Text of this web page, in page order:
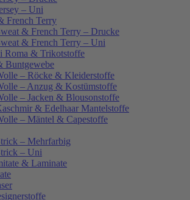
– Uni
French Terry
& French Terry – Drucke
& French Terry – Uni
Roma & Trikotstoffe
Buntgewebe
– Röcke & Kleiderstoffe
– Anzug & Kostümstoffe
– Jacken & Blousonstoffe
& Edelhaar Mantelstoffe
– Mäntel & Capestoffe
– Mehrfarbig
– Uni
& Laminate